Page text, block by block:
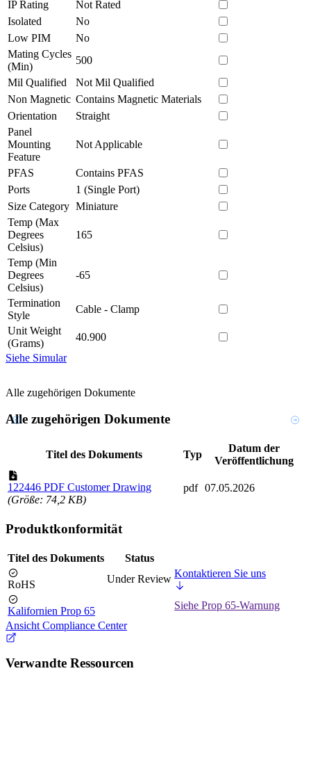
IP Rating
Not Rated
Isolated
No
Low PIM
No
Mating Cycles
(Min)
500
Mil Qualified
Not Mil Qualified
Non Magnetic Contains Magnetic Materials
Orientation
Straight
Panel
Mounting
Feature
Not Applicable
PFAS
Contains PFAS
Ports
1 (Single Port)
Size Category Miniature
Temp (Max
Degrees
Celsius)
165
Temp (Min
Degrees
Celsius)
-65
Termination
Style
Cable - Clamp
Unit Weight
(Grams)
40.900
Siehe Simular
Alle zugehörigen Dokumente
Alle zugehörigen Dokumente
Titel des Dokuments Typ
Datum der
Veröffentlichung
122446 PDF Customer Drawing
(Größe: 74,2 KB)
pdf 07.05.2026
Produktkonformität
Titel des Dokuments Status
RoHS Under Review Kontaktieren Sie uns
Kalifornien Prop 65
Siehe Prop 65-Warnung
Ansicht Compliance Center
Verwandte Ressourcen